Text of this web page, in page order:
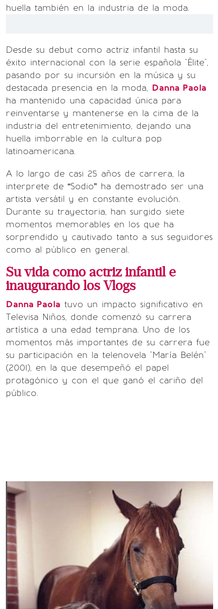
huella también en la industria de la moda.
Desde su debut como actriz infantil hasta su
éxito internacional con la serie española "Élite",
pasando por su incursión en la música y su
destacada presencia en la moda, Danna Paola
ha mantenido una capacidad única para
reinventarse y mantenerse en la cima de la
industria del entretenimiento, dejando una
huella imborrable en la cultura pop
latinoamericana.
A lo largo de casi 25 años de carrera, la
interprete de “Sodio” ha demostrado ser una
artista versátil y en constante evolución.
Durante su trayectoria, han surgido siete
momentos memorables en los que ha
sorprendido y cautivado tanto a sus seguidores
como al público en general.
Su vida como actriz infantil e
inaugurando los Vlogs
Danna Paola tuvo un impacto significativo en
Televisa Niños, donde comenzó su carrera
artística a una edad temprana. Uno de los
momentos más importantes de su carrera fue
su participación en la telenovela "María Belén"
(2001), en la que desempeñó el papel
protagónico y con el que ganó el cariño del
público.